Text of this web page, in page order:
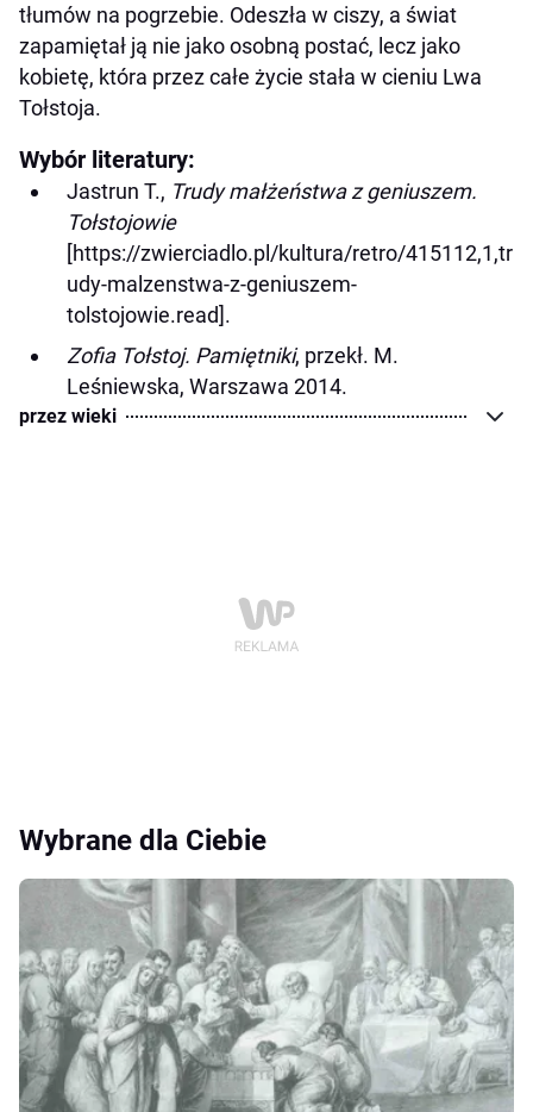
tłumów na pogrzebie. Odeszła w ciszy, a świat
zapamiętał ją nie jako osobną postać, lecz jako
kobietę, która przez całe życie stała w cieniu Lwa
Tołstoja.
Wybór literatury:
Jastrun T., Trudy małżeństwa z geniuszem.
Tołstojowie
[https://zwierciadlo.pl/kultura/retro/415112,1,tr
udy-malzenstwa-z-geniuszem-
tolstojowie.read].
Zofia Tołstoj. Pamiętniki, przekł. M.
Leśniewska, Warszawa 2014.
przez wieki
Wybrane dla Ciebie